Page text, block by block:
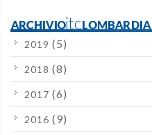
ARCHIVIOitcLOMBARDIA
2019 (5)
2018 (8)
2017 (6)
2016 (9)